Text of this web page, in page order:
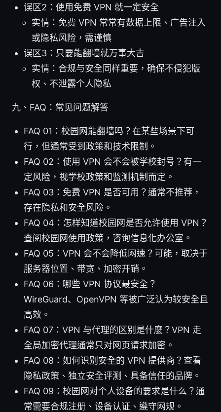
误区2：使用免费 VPN 就一定安全
实情：免费 VPN 常常有数据上限、广告注入
或隐私风险，需谨慎
误区3：只要能翻墙就万事大吉
实情：合规与安全同样重要，确保不侵犯版
权、不泄露个人隐私
九、FAQ：常见问题解答
FAQ 01：校园网能翻墙吗？在某些场景下可
行，但通常受到政策和技术限制。
FAQ 02：使用 VPN 会不会被学校封号？有一
定风险，视学校政策和监测机制而定。
FAQ 03：免费 VPN 是否可用？通常不推荐，
存在隐私和安全风险。
FAQ 04：怎样知道校园网是否允许使用 VPN？
查阅校园网使用政策，咨询信息化办公室。
FAQ 05：VPN 会不会降低网速？可能，取决于
服务器位置、带宽、加密开销。
FAQ 06：哪些 VPN 协议最安全？
WireGuard、OpenVPN 等被广泛认为较安全且
高效。
FAQ 07：VPN 与代理的区别是什麼？VPN 走
全局加密代理通常只对网页请求加密。
FAQ 08：如何识别安全的 VPN 提供商？查看
隐私政策、独立安全评测、具备信任的品牌。
FAQ 09：校园网对个人设备的要求是什么？通
常需要合规注册、设备认证、遵守网规。